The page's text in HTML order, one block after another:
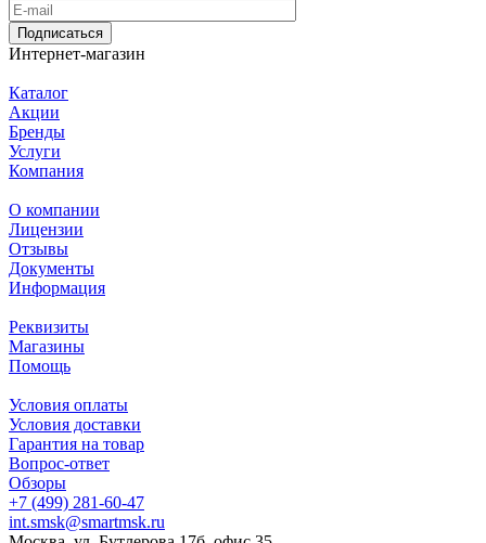
Подписаться
Интернет-магазин
Каталог
Акции
Бренды
Услуги
Компания
О компании
Лицензии
Отзывы
Документы
Информация
Реквизиты
Магазины
Помощь
Условия оплаты
Условия доставки
Гарантия на товар
Вопрос-ответ
Обзоры
+7 (499) 281-60-47
int.smsk@smartmsk.ru